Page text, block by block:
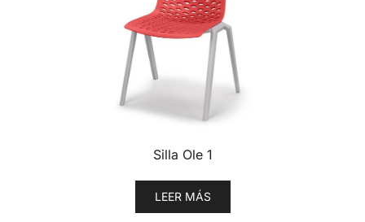
Silla Ole 1
LEER MÁS